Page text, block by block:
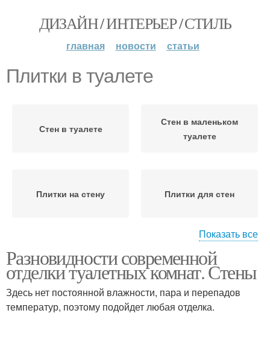
ДИЗАЙН / ИНТЕРЬЕР / СТИЛЬ
главная новости статьи
Плитки в туалете
Стен в туалете
Стен в маленьком
туалете
Плитки на стену Плитки для стен
Плитки на лепешки
Крупноформатная
плитка
Показать все
Разновидности современной
отделки туалетных комнат. Стены
Здесь нет постоянной влажности, пара и перепадов
температур, поэтому подойдет любая отделка.